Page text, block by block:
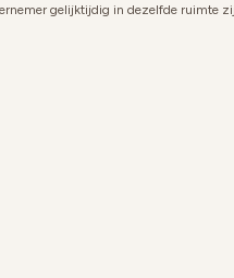
gelijktijdig in dezelfde ruimte